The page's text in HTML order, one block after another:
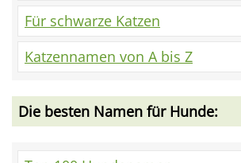
Für schwarze Katzen
Katzennamen von A bis Z
Die besten Namen für Hunde: